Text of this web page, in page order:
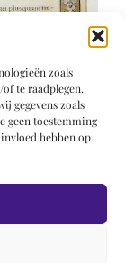
zoals
te raadplegen.
gegevens zoals
geen toestemming
hebben op